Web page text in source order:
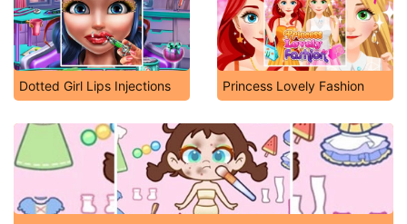
Dotted Girl Lips Injections Princess Lovely Fashion